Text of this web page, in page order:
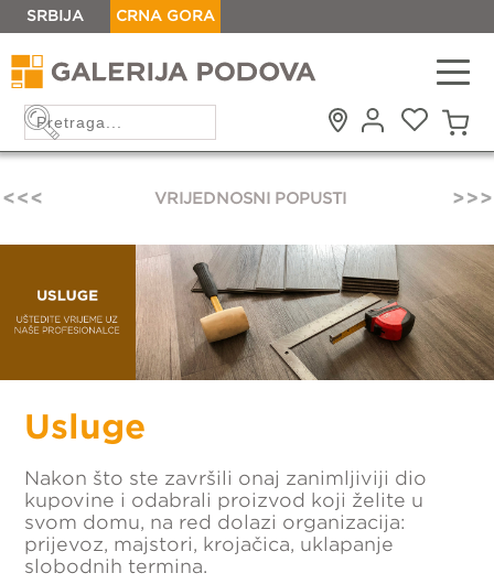
SRBIJA CRNA GORA
VRIJEDNOSNI POPUSTI
Usluge
Nakon što ste završili onaj zanimljiviji dio
kupovine i odabrali proizvod koji želite u
svom domu, na red dolazi organizacija:
prijevoz, majstori, krojačica, uklapanje
slobodnih termina.